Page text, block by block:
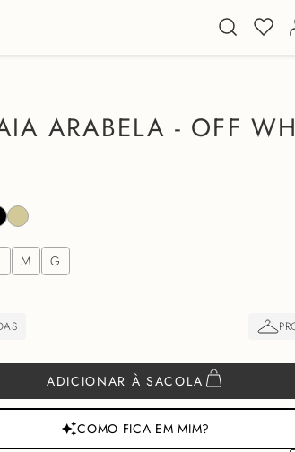
ARABELA - OFF
M G
ADICIONAR À SACOLA
COMO FICA EM MIM?